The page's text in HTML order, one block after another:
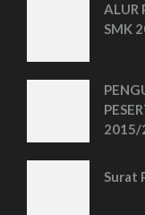
ALUR
SMK
2015/
Surat